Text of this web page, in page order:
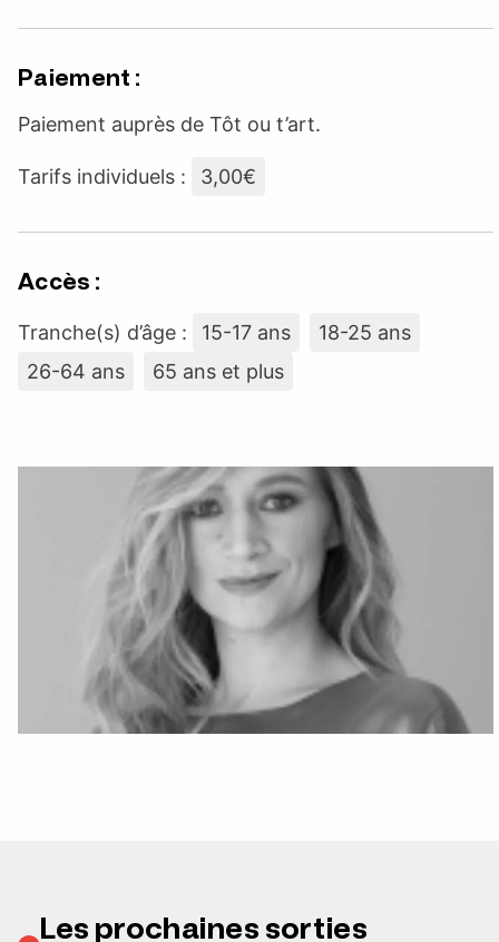
Paiement :
Paiement auprès de Tôt ou t’art.
Tarifs individuels : 3,00€
Accès :
Tranche(s) d’âge : 15-17 ans
18-25 ans
26-64 ans
65 ans et plus
Les prochaines sorties